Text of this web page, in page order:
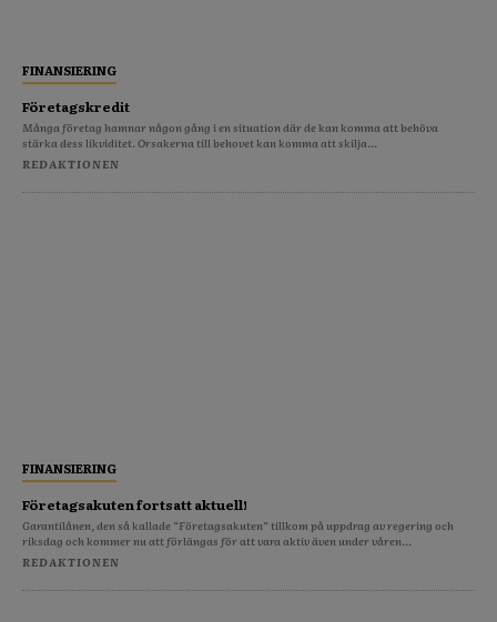
FINANSIERING
Företagskredit
Många företag hamnar någon gång i en situation där de kan komma att behöva
stärka dess likviditet. Orsakerna till behovet kan komma att skilja...
REDAKTIONEN
FINANSIERING
Företagsakuten fortsatt aktuell!
Garantilånen, den så kallade “Företagsakuten” tillkom på uppdrag av regering och
riksdag och kommer nu att förlängas för att vara aktiv även under våren...
REDAKTIONEN